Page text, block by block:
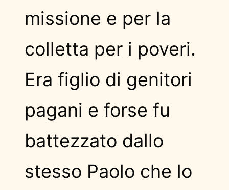
missione e per la
colletta per i poveri.
Era figlio di genitori
pagani e forse fu
battezzato dallo
stesso Paolo che lo